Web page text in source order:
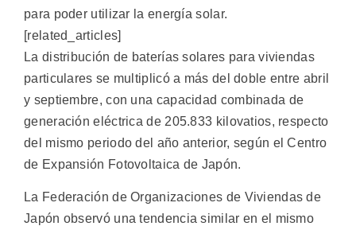
para poder utilizar la energía solar.
[related_articles]
La distribución de baterías solares para viviendas
particulares se multiplicó a más del doble entre abril
y septiembre, con una capacidad combinada de
generación eléctrica de 205.833 kilovatios, respecto
del mismo periodo del año anterior, según el Centro
de Expansión Fotovoltaica de Japón.
La Federación de Organizaciones de Viviendas de
Japón observó una tendencia similar en el mismo